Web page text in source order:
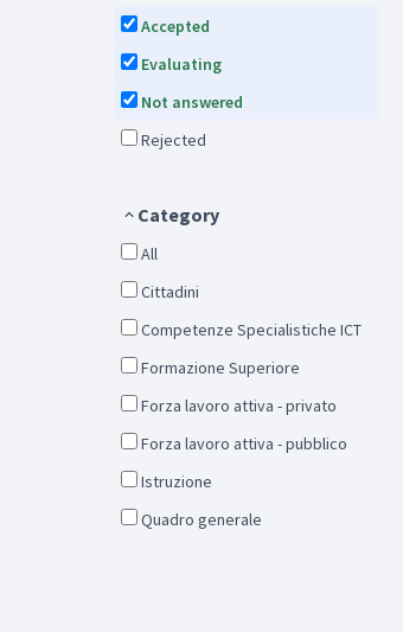
Accepted
Evaluating
Not answered
Rejected
Category
All
Cittadini
Competenze Specialistiche ICT
Formazione Superiore
Forza lavoro attiva - privato
Forza lavoro attiva - pubblico
Istruzione
Quadro generale